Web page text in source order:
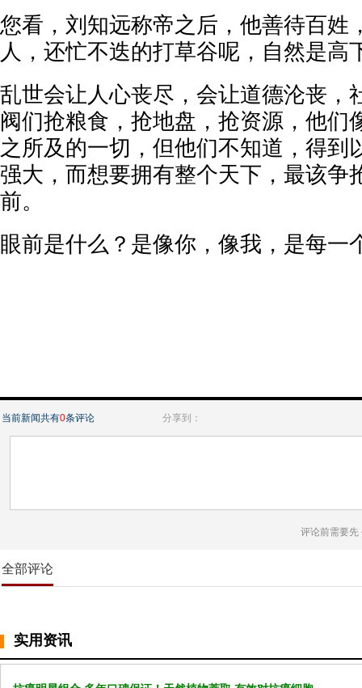
您看，刘知远称帝之后，他善待百姓
人，还忙不迭的打草谷呢，自然是高
乱世会让人心丧尽，会让道德沦丧，
阀们抢粮食，抢地盘，抢资源，他们
之所及的一切，但他们不知道，得到
强大，而想要拥有整个天下，最该争
前。
眼前是什么？是像你，像我，是每一
当前新闻共有0条评论 分享到：
评论前需要先
全部评论
实用资讯